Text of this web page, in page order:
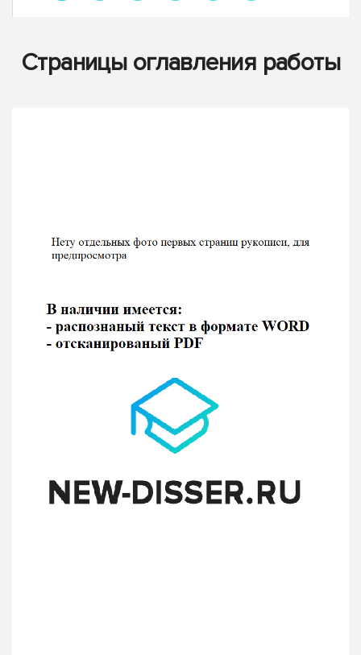
Страницы оглавления работы